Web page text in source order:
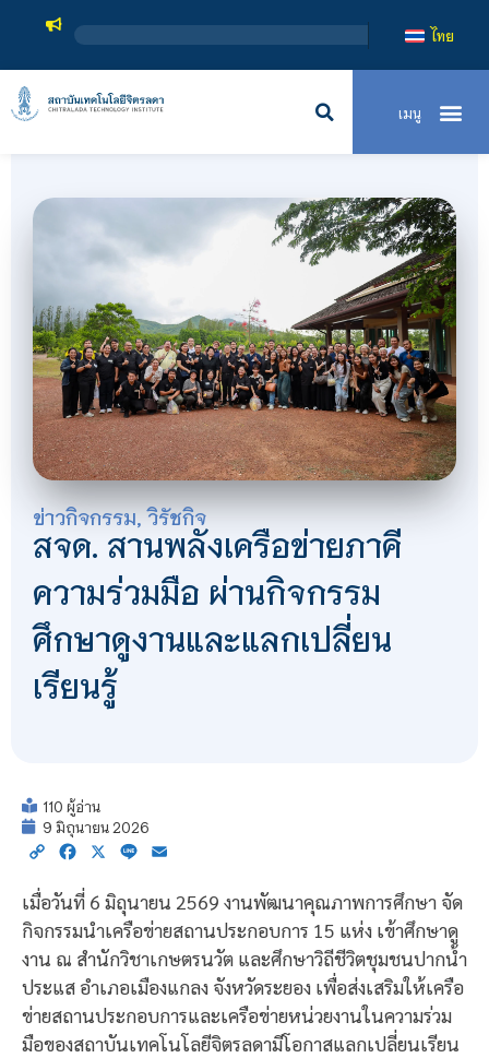
สถาบันเทคโนโลยีจิตรลดา เป็นสถ
ไทย
ข่าวกิจกรรม ,วิรัชกิจ
สจด. สานพลังเครือข่ายภาคี
ความร่วมมือ ผ่านกิจกรรม
ศึกษาดูงานและแลกเปลี่ยน
เรียนรู้
110 ผู้อ่าน
9 มิถุนายน 2026
Copy Facebook
X Line
เมื่อวันที่ 6 มิถุนายน 2569 งานพัฒนาคุณภาพการศึกษา จัด
กิจกรรมนำเครือข่ายสถานประกอบการ 15 แห่ง เข้าศึกษาดู
งาน ณ สำนักวิชาเกษตรนวัต และศึกษาวิถีชีวิตชุมชนปากน้ำ
ประแส อำเภอเมืองแกลง จังหวัดระยอง เพื่อส่งเสริมให้เครือ
ข่ายสถานประกอบการและเครือข่ายหน่วยงานในความร่วม
มือของสถาบันเทคโนโลยีจิตรลดามีโอกาสแลกเปลี่ยนเรียน